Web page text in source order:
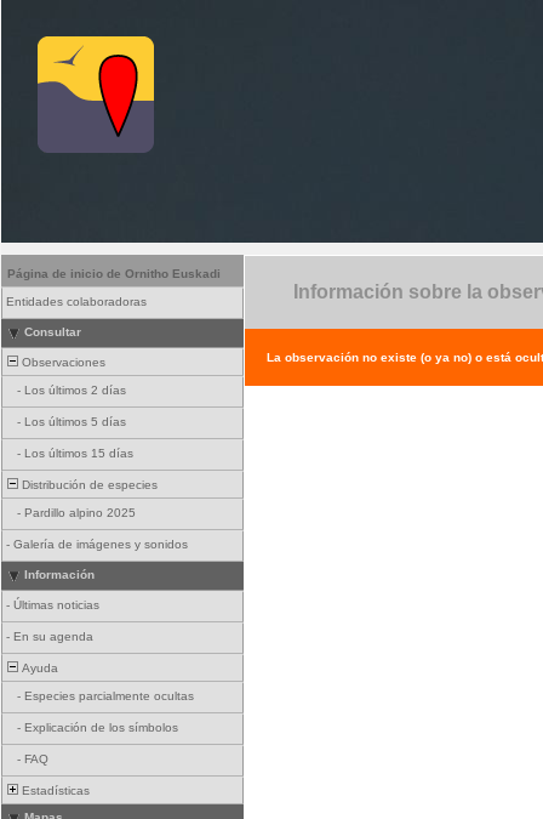
Página de inicio de Ornitho Euskadi
Entidades colaboradoras
Consultar
Observaciones
- Los últimos 2 días
- Los últimos 5 días
- Los últimos 15 días
Distribución de especies
- Pardillo alpino 2025
- Galería de imágenes y sonidos
Información
- Últimas noticias
- En su agenda
Ayuda
- Especies parcialmente ocultas
- Explicación de los símbolos
- FAQ
Estadísticas
Información sobre la
La observación no existe (o ya no) o está